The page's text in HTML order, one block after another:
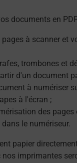
documents en
pages à scanner et
trombones et
d'un document
à numériser
à l'écran ;
des pages
le numériseur.
papier
imprimantes